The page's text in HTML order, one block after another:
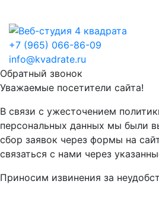
+7 (965) 066-86-09
info@kvadrate.ru
Обратный звонок
Уважаемые посетители сайта!
В связи с ужесточением
персональных данных мы были
сбор заявок через формы на
связаться с нами через
Приносим извинения за